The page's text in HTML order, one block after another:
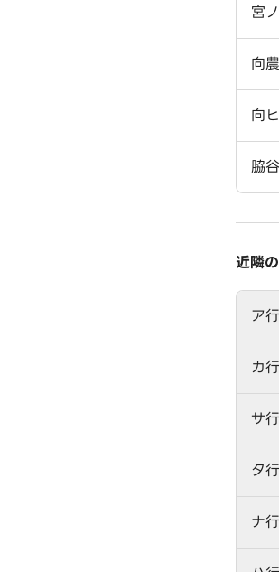
宮
向農
向
脇谷
近隣
ア行
カ行
サ行
タ行
ナ行